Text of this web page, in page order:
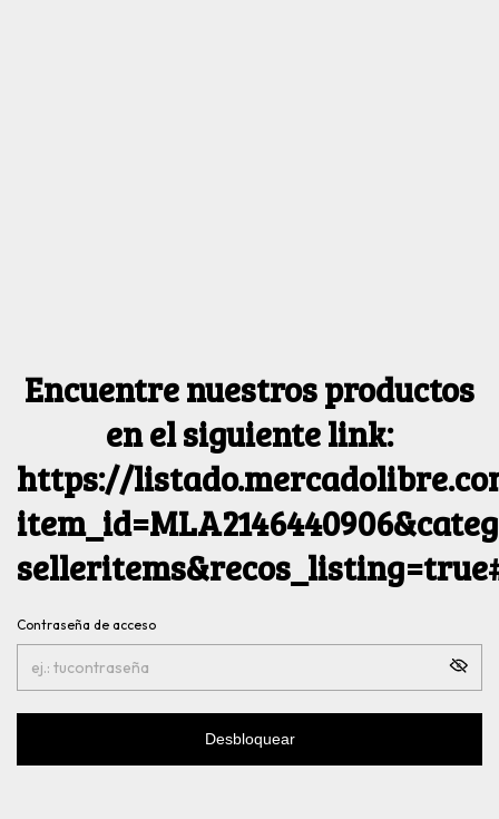
Encuentre nuestros productos
en el siguiente link:
https://
Contraseña de acceso
Desbloquear